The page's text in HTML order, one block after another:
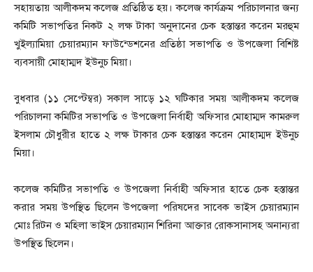
সহায়তায় আলীকদম কলেজ প্রতিষ্ঠিত হয়। কলেজ কার্যক্রম পরিচালনার জন্য
কমিটি সভাপতির নিকট ২ লক্ষ টাকা অনুদানের চেক হস্তান্তর করেন মরহুম
খুইল্যামিয়া চেয়ারম্যান ফাউন্ডেশনের প্রতিষ্ঠা সভাপতি ও উপজেলা বিশিষ্ট
ব্যবসায়ী মোহাম্মদ ইউনুচ মিয়া।
বুধবার (১১ সেপ্টেম্বর) সকাল সাড়ে ১২ ঘটিকার সময় আলীকদম কলেজ
পরিচালনা কমিটির সভাপতি ও উপজেলা নির্বাহী অফিসার মোহাম্মদ কামরুল
ইসলাম চৌধুরীর হাতে ২ লক্ষ টাকার চেক হস্তান্তর করেন মোহাম্মদ ইউনুচ
মিয়া।
কলেজ কমিটির সভাপতি ও উপজেলা নির্বাহী অফিসার হাতে চেক হস্তান্তর
করার সময় উপস্থিত ছিলেন উপজেলা পরিষদের সাবেক ভাইস চেয়ারম্যান
মোঃ রিটন ও মহিলা ভাইস চেয়ারম্যান শিরিনা আক্তার রোকসানাসহ অনান্যরা
উপস্থিত ছিলেন।